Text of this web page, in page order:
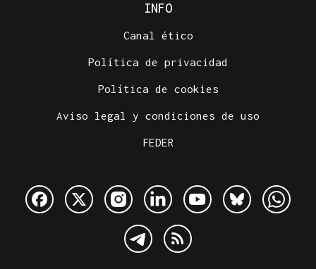
INFO
Canal ético
Política de privacidad
Política de cookies
Aviso legal y condiciones de uso
FEDER